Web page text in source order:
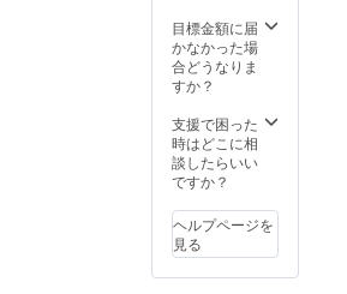
目標金額に届
かなかった場
合どうなりま
すか？
支援で困った
時はどこに相
談したらいい
ですか？
ヘルプページを
見る